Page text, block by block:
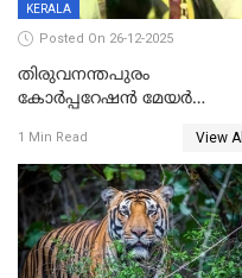
KERALA
Posted On 26-12-2025
തിരുവനന്തപുരം
കോര്‍പ്പറേഷന്‍ മേയര്‍
ഹൈക്കോടതിയിലേക്ക്;
സത്യപ്രതിജ്ഞ ചടങ്ങില്‍
ചട്ടലംഘനമെന്ന് പാർട്ടി
1 Min Read View All